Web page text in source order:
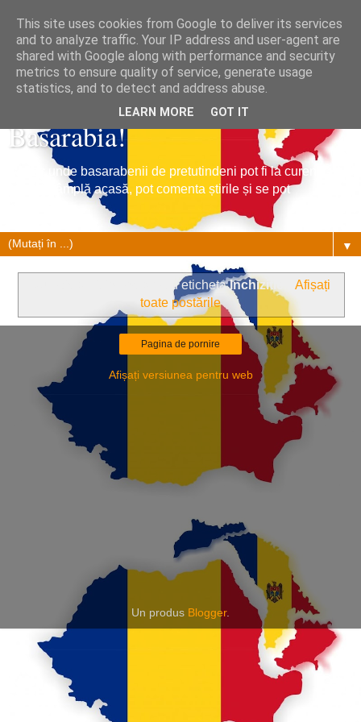
Tribuna Basarabiei, Stiri din
Basarabia!
Un loc unde basarabenii de pretutindeni pot fi la curent cu
ce se întâmplă acasă, pot comenta știrile și se pot
▼
Nu există nicio postare cu etichetaInchizitie
Afișați
toate postările
Pagina de pornire
Afișați versiunea pentru web
Un produs Blogger.
This site uses cookies from Google to deliver its services
and to analyze traffic. Your IP address and user-agent are
shared with Google along with performance and security
metrics to ensure quality of service, generate usage
statistics, and to detect and address abuse.
LEARN MORE GOT IT